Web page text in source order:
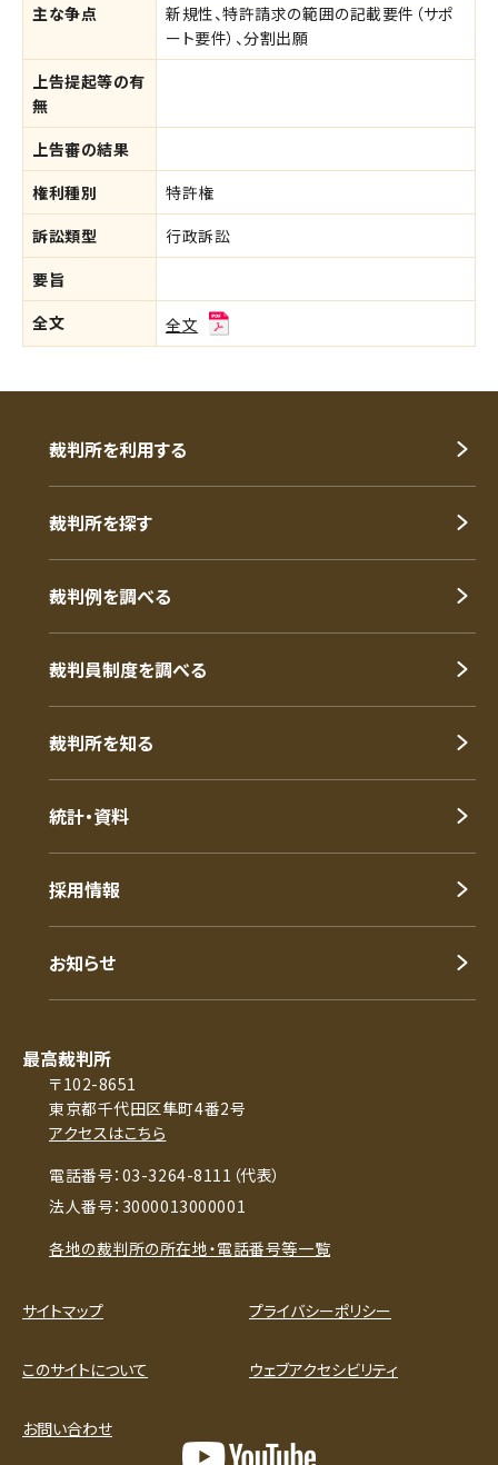
主な争点
新規性、特許請求の範囲の記載要件（サポ
ート要件）、分割出願
上告提起等の有
無
上告審の結果
権利種別
特許権
訴訟類型
行政訴訟
要旨
全文
全文
裁判所を利用する
裁判所を探す
裁判例を調べる
裁判員制度を調べる
裁判所を知る
統計・資料
採用情報
お知らせ
最高裁判所
〒102-8651
東京都千代田区隼町4番2号
アクセスはこちら
電話番号：03-3264-8111（代表）
法人番号：3000013000001
各地の裁判所の所在地・電話番号等一覧
サイトマップ プライバシーポリシー
このサイトについて ウェブアクセシビリティ
お問い合わせ